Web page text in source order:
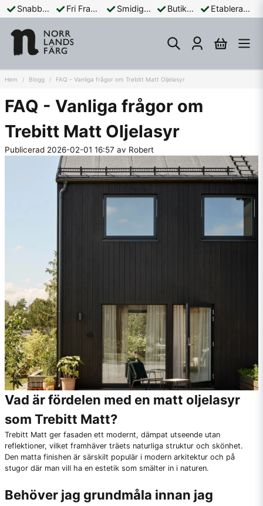
Snabba Leveranser Fri Frakt Över 899:- Smidiga Betalningar Butik och Online Etablerad Sedan 1965
Hem Blogg FAQ - Vanliga frågor om Trebitt Matt Oljelasyr
FAQ - Vanliga frågor om
Trebitt Matt Oljelasyr
Publicerad 2026-02-01 16:57 av Robert
Vad är fördelen med en matt oljelasyr
som Trebitt Matt?
Trebitt Matt ger fasaden ett modernt, dämpat utseende utan
reflektioner, vilket framhäver träets naturliga struktur och skönhet.
Den matta finishen är särskilt populär i modern arkitektur och på
stugor där man vill ha en estetik som smälter in i naturen.
Behöver jag grundmåla innan jag